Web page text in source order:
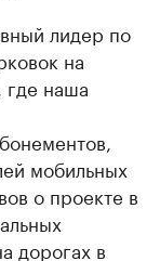
лидер по
на
где наша
мобильных
о проекте в
дорогах в